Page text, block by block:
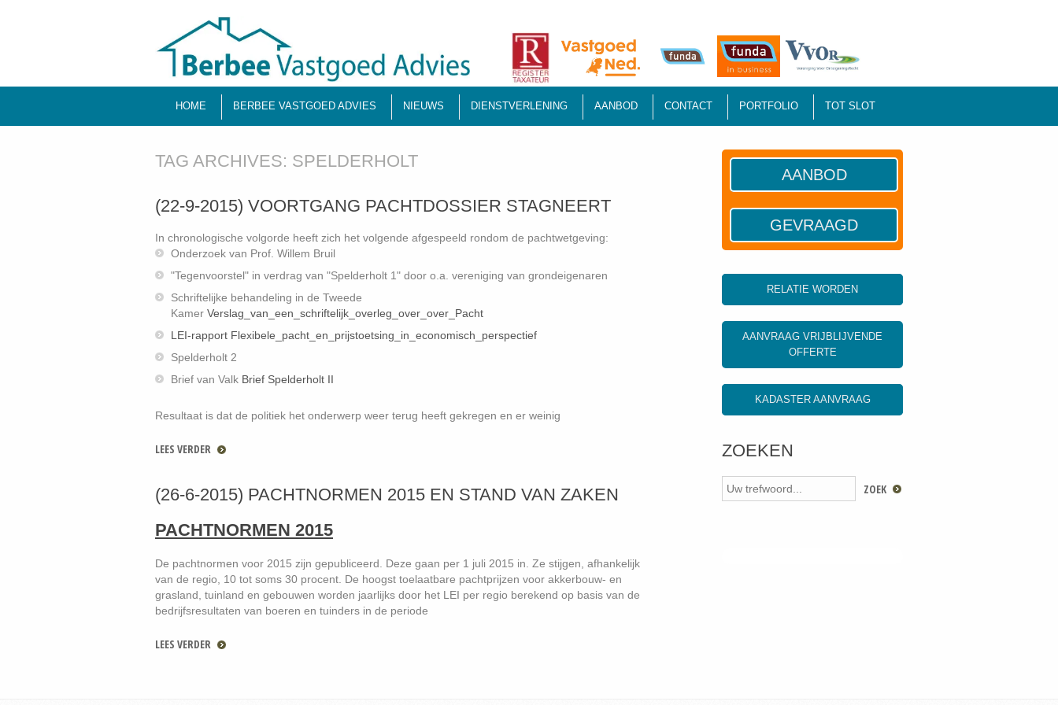
HOME BERBEE VASTGOED ADVIES NIEUWS DIENSTVERLENING AANBOD CONTACT PORTFOLIO TOT SLOT
TAG ARCHIVES: SPELDERHOLT
(22-9-2015) VOORTGANG PACHTDOSSIER STAGNEERT
In chronologische volgorde heeft zich het volgende afgespeeld rondom de pachtwetgeving:
Onderzoek van Prof. Willem Bruil
"Tegenvoorstel" in verdrag van "Spelderholt 1" door o.a. vereniging van grondeigenaren
Schriftelijke behandeling in de Tweede
Kamer Verslag_van_een_schriftelijk_overleg_over_over_Pacht
LEI-rapport Flexibele_pacht_en_prijstoetsing_in_economisch_perspectief
Spelderholt 2
Brief van Valk Brief Spelderholt II
Resultaat is dat de politiek het onderwerp weer terug heeft gekregen en er weinig
LEES VERDER
(26-6-2015) PACHTNORMEN 2015 EN STAND VAN ZAKEN
PACHTNORMEN 2015
De pachtnormen voor 2015 zijn gepubliceerd. Deze gaan per 1 juli 2015 in. Ze stijgen, afhankelijk
van de regio, 10 tot soms 30 procent. De hoogst toelaatbare pachtprijzen voor akkerbouw- en
grasland, tuinland en gebouwen worden jaarlijks door het LEI per regio berekend op basis van de
bedrijfsresultaten van boeren en tuinders in de periode
LEES VERDER
AANBOD
GEVRAAGD
RELATIE WORDEN
AANVRAAG VRIJBLIJVENDE
OFFERTE
KADASTER AANVRAAG
ZOEKEN